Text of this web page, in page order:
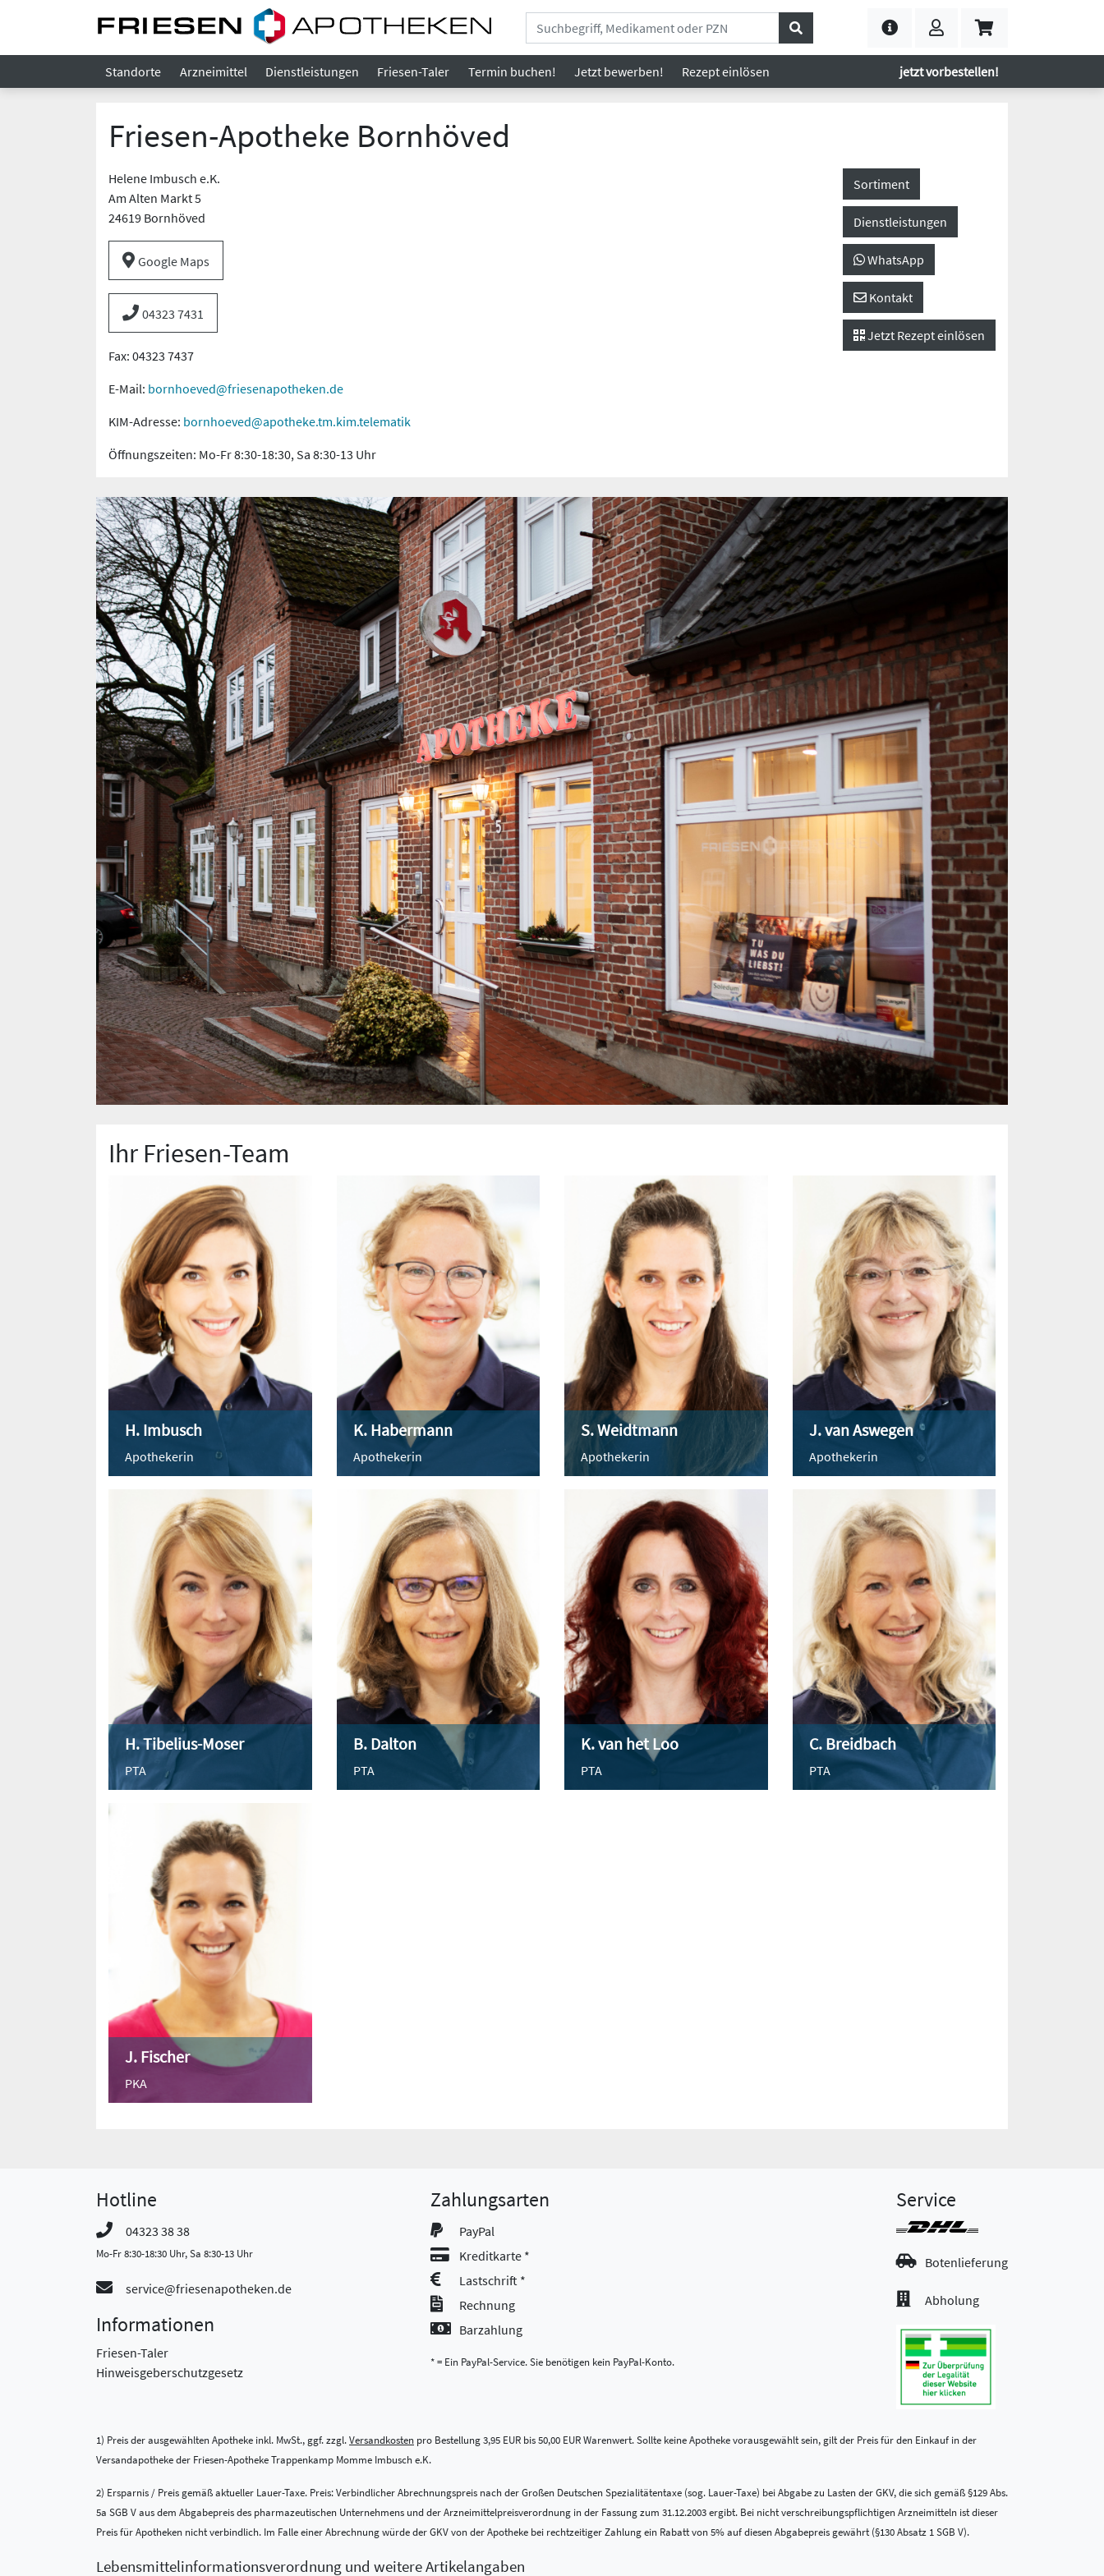
Standorte Arzneimittel Dienstleistungen Friesen-Taler Termin buchen! Jetzt bewerben! Rezepteinlösen jetzt vorbestellen!
Friesen-Apotheke Bornhöved
Sortiment
Dienstleistungen
WhatsApp
Kontakt
Jetzt Rezept einlösen
Helene Imbusch e.K.
Am Alten Markt 5
24619 Bornhöved
Google Maps
04323 7431
Fax: 04323 7437
E-Mail: bornhoeved@friesenapotheken.de
KIM-Adresse: bornhoeved@apotheke.tm.kim.telematik
Öffnungszeiten: Mo-Fr 8:30-18:30, Sa 8:30-13 Uhr
Ihr Friesen-Team
H. Imbusch
Apothekerin
K. Habermann
Apothekerin
S. Weidtmann
Apothekerin
J. van Aswegen
Apothekerin
H. Tibelius-Moser
PTA
B. Dalton
PTA
K. van het Loo
PTA
C. Breidbach
PTA
J. Fischer
PKA
Hotline
04323 38 38
Mo-Fr 8:30-18:30 Uhr, Sa 8:30-13 Uhr
service@friesenapotheken.de
Informationen
Friesen-Taler
Hinweisgeberschutzgesetz
Zahlungsarten
PayPal
Kreditkarte *
Lastschrift *
Rechnung
Barzahlung
* = Ein PayPal-Service. Sie benötigen kein PayPal-Konto.
Service
Botenlieferung
Abholung
1) Preis der ausgewählten Apotheke inkl. MwSt., ggf. zzgl.Versandkosten pro Bestellung 3,95 EUR bis 50,00 EUR Warenwert. Sollte keine Apotheke vorausgewählt sein, gilt der Preis für den Einkauf in der
Versandapotheke der Friesen-Apotheke Trappenkamp Momme Imbusch e.K.
2) Ersparnis / Preis gemäß aktueller Lauer-Taxe. Preis: Verbindlicher Abrechnungspreis nach der Großen Deutschen Spezialitätentaxe (sog. Lauer-Taxe) bei Abgabe zu Lasten der GKV, die sich gemäß §129 Abs.
5a SGB V aus dem Abgabepreis des pharmazeutischen Unternehmens und der Arzneimittelpreisverordnung in der Fassung zum 31.12.2003 ergibt. Bei nicht verschreibungspflichtigen Arzneimitteln ist dieser
Preis für Apotheken nicht verbindlich. Im Falle einer Abrechnung würde der GKV von der Apotheke bei rechtzeitiger Zahlung ein Rabatt von 5% auf diesen Abgabepreis gewährt (§130 Absatz 1 SGB V).
Lebensmittel­informations­verordnung und weitere Artikelangaben